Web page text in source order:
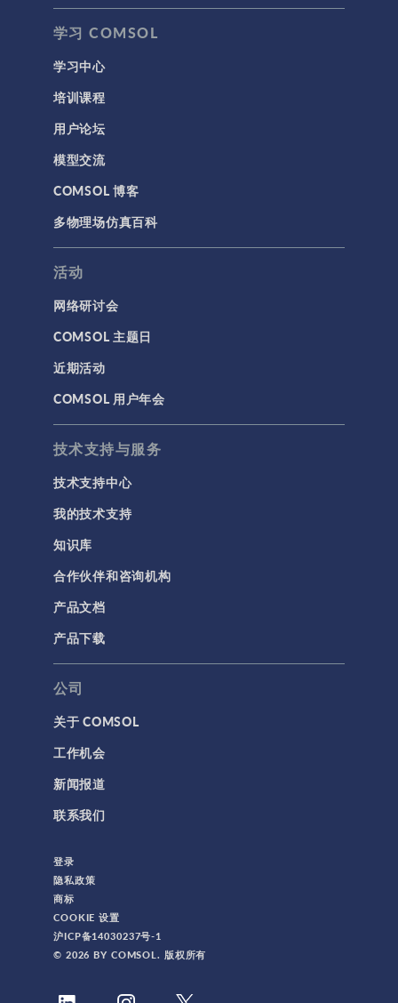
学习 COMSOL
学习中心
培训课程
用户论坛
模型交流
COMSOL 博客
多物理场仿真百科
活动
网络研讨会
COMSOL 主题日
近期活动
COMSOL 用户年会
技术支持与服务
技术支持中心
我的技术支持
知识库
合作伙伴和咨询机构
产品文档
产品下载
公司
关于 COMSOL
工作机会
新闻报道
联系我们
登录
隐私政策
商标
COOKIE 设置
沪ICP备14030237号-1
© 2026 BY COMSOL. 版权所有